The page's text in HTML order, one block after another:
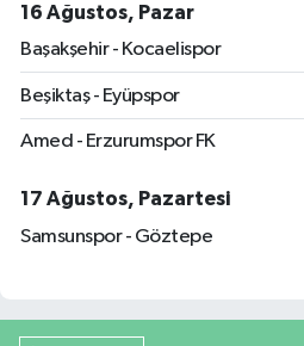
16 Ağustos, Pazar
Başakşehir - Kocaelispor
Beşiktaş - Eyüpspor
Amed - Erzurumspor FK
17 Ağustos, Pazartesi
Samsunspor - Göztepe